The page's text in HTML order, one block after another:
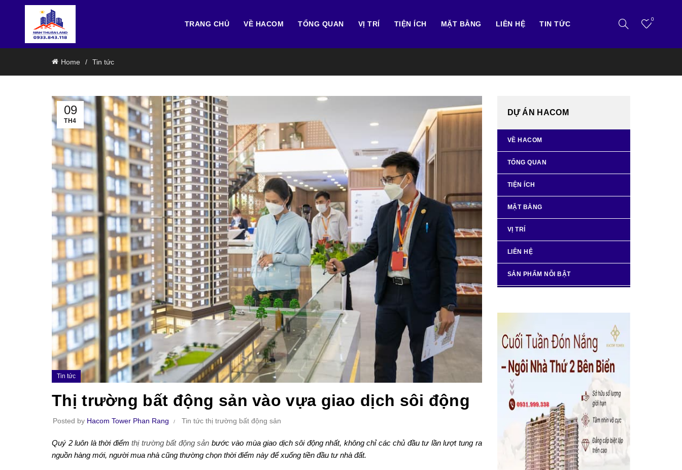
TRANG CHỦ VỀ HACOM TỔNG QUAN VỊ TRÍ TIỆN ÍCH MẶT BẰNG LIÊN HỆ TIN TỨC
0
Home Tin tức
09
TH4
Tin tức
Thị trường bất động sản vào vựa giao dịch sôi động
Posted by Hacom Tower Phan Rang Tin tức thị trường bất động sản
Quý 2 luôn là thời điểmthị trường bất động sản bước vào mùa giao dịch sôi động nhất, không chỉ các chủ đầu tư lần lượt tung ra
nguồn hàng mới, người mua nhà cũng thường chọn thời điểm này để xuống tiền đầu tư nhà đất.
DỰ ÁN HACOM
VỀ HACOM
TỔNG QUAN
TIỆN ÍCH
MẶT BẰNG
VỊ TRÍ
LIÊN HỆ
SẢN PHẨM NỖI BẬT